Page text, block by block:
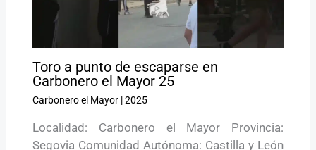
Toro a punto de escaparse en
Carbonero el Mayor 25
Carbonero el Mayor|2025
Localidad: Carbonero el Mayor Provincia:
Segovia Comunidad Autónoma: Castilla y León